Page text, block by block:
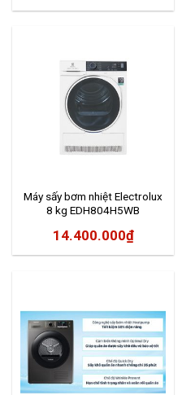
Máy sấy bơm nhiệt Electrolux
8 kg EDH804H5WB
14.400.000₫